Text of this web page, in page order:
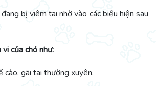
bị viêm tai nhờ vào các biểu hiện sau
của chó như:
cào, gãi tai thường xuyên.